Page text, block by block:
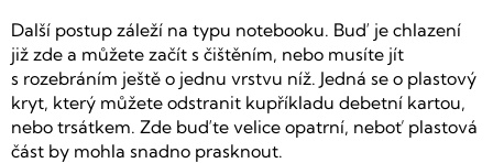
Další postup záleží na typu notebooku. Buď je chlazení
již zde a můžete začít s čištěním, nebo musíte jít
s rozebráním ještě o jednu vrstvu níž. Jedná se o plastový
kryt, který můžete odstranit kupříkladu debetní kartou,
nebo trsátkem. Zde buďte velice opatrní, neboť plastová
část by mohla snadno prasknout.